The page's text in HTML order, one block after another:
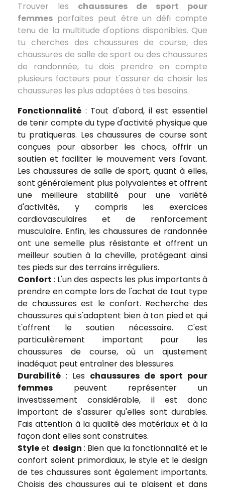
Trouver les chaussures de sport pour
femmes parfaites peut être un défi compte
tenu de la multitude d'options disponibles. Que
tu cherches des chaussures de course, des
chaussures de salle de sport ou des chaussures
de randonnée, tu dois prendre en compte
plusieurs facteurs pour t'assurer de choisir les
chaussures les plus adaptées à tes besoins.
Fonctionnalité : Tout d'abord, il est essentiel
de tenir compte du type d'activité physique que
tu pratiqueras. Les chaussures de course sont
conçues pour absorber les chocs, offrir un
soutien et faciliter le mouvement vers l'avant.
Les chaussures de salle de sport, quant à elles,
sont généralement plus polyvalentes et offrent
une meilleure stabilité pour une variété
d'activités, y compris les exercices
cardiovasculaires et de renforcement
musculaire. Enfin, les chaussures de randonnée
ont une semelle plus résistante et offrent un
meilleur soutien à la cheville, protégeant ainsi
tes pieds sur des terrains irréguliers.
Confort : L'un des aspects les plus importants à
prendre en compte lors de l'achat de tout type
de chaussures est le confort. Recherche des
chaussures qui s'adaptent bien à ton pied et qui
t'offrent le soutien nécessaire. C'est
particulièrement important pour les
chaussures de course, où un ajustement
inadéquat peut entraîner des blessures.
Durabilité : Les chaussures de sport pour
femmes peuvent représenter un
investissement considérable, il est donc
important de s'assurer qu'elles sont durables.
Fais attention à la qualité des matériaux et à la
façon dont elles sont construites.
Styleet design : Bien que la fonctionnalité et le
confort soient primordiaux, le style et le design
de tes chaussures sont également importants.
Choisis des chaussures qui te plaisent et dans